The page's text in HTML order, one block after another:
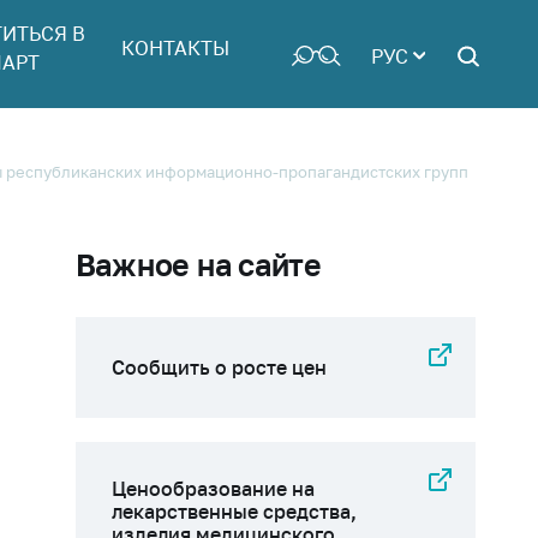
В
КОНТАКТЫ РУС
информационно-пропагандистских групп
Важное на сайте
Сообщить о росте цен
Ценообразование на
лекарственные средства,